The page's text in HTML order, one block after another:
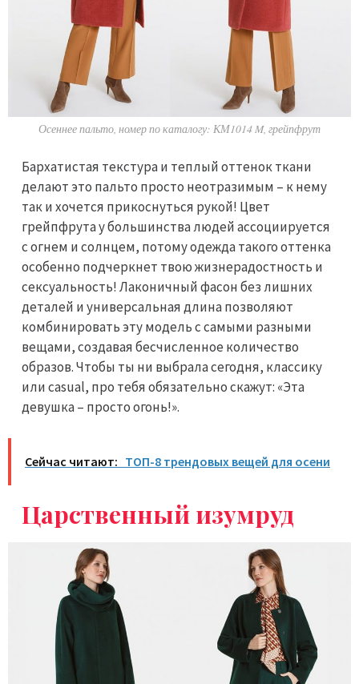
Осеннее пальто, номер по каталогу: КМ1014 M, грейпфрут
Бархатистая текстура и теплый оттенок ткани
делают это пальто просто неотразимым – к нему
так и хочется прикоснуться рукой! Цвет
грейпфрута у большинства людей ассоциируется
с огнем и солнцем, потому одежда такого оттенка
особенно подчеркнет твою жизнерадостность и
ceкcyaльность! Лаконичный фасон без лишних
деталей и универсальная длина позволяют
комбинировать эту модель с самыми разными
вещами, создавая бесчисленное количество
образов. Чтобы ты ни выбрала сегодня, классику
или casual, про тебя обязательно скажут: «Эта
девушка – просто огонь!».
Сейчас читают: ТОП-8 трендовых вещей для осени
Царственный изумруд